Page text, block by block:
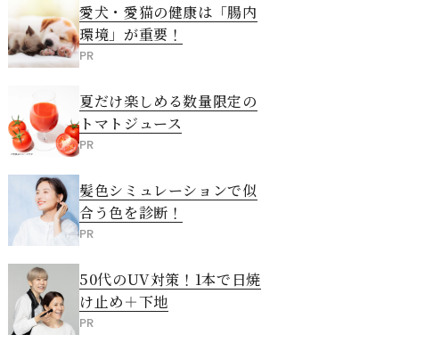
愛犬・愛猫の健康は「腸内
環境」が重要！
PR
夏だけ楽しめる数量限定の
トマトジュース
PR
髪色シミュレーションで似
合う色を診断！
PR
50代のUV対策！1本で日焼
け止め＋下地
PR